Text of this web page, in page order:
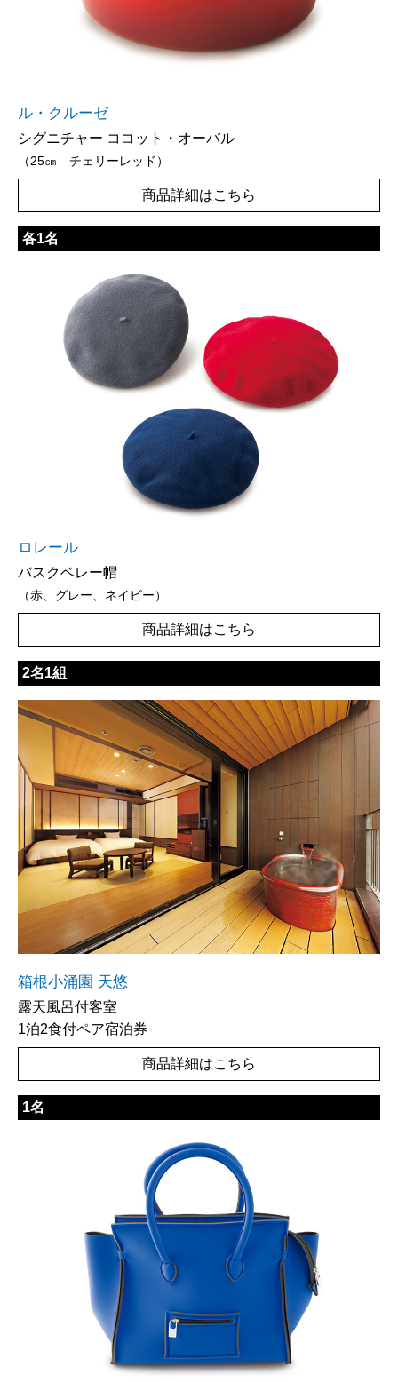
ル・クルーゼ
シグニチャー ココット・オーバル
（25㎝ チェリーレッド）
商品詳細はこちら
各1名
ロレール
バスクベレー帽
（赤、グレー、ネイビー）
商品詳細はこちら
2名1組
箱根小涌園 天悠
露天風呂付客室
1泊2食付ペア宿泊券
商品詳細はこちら
1名